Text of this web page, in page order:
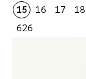
15
16 17 18
626